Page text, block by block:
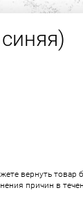
вернуть товар
причин в